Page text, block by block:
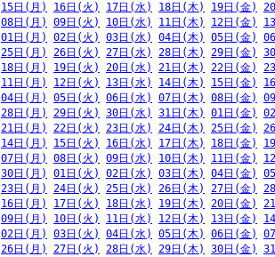
15日(月) 16日(火) 17日(水) 18日(木) 19日(金)
08日(月) 09日(火) 10日(水) 11日(木) 12日(金)
01日(月) 02日(火) 03日(水) 04日(木) 05日(金)
25日(月) 26日(火) 27日(水) 28日(木) 29日(金)
18日(月) 19日(火) 20日(水) 21日(木) 22日(金)
11日(月) 12日(火) 13日(水) 14日(木) 15日(金)
04日(月) 05日(火) 06日(水) 07日(木) 08日(金)
28日(月) 29日(火) 30日(水) 31日(木) 01日(金)
21日(月) 22日(火) 23日(水) 24日(木) 25日(金)
14日(月) 15日(火) 16日(水) 17日(木) 18日(金)
07日(月) 08日(火) 09日(水) 10日(木) 11日(金)
30日(月) 01日(火) 02日(水) 03日(木) 04日(金)
23日(月) 24日(火) 25日(水) 26日(木) 27日(金)
16日(月) 17日(火) 18日(水) 19日(木) 20日(金)
09日(月) 10日(火) 11日(水) 12日(木) 13日(金)
02日(月) 03日(火) 04日(水) 05日(木) 06日(金)
26日(月) 27日(火) 28日(水) 29日(木) 30日(金)